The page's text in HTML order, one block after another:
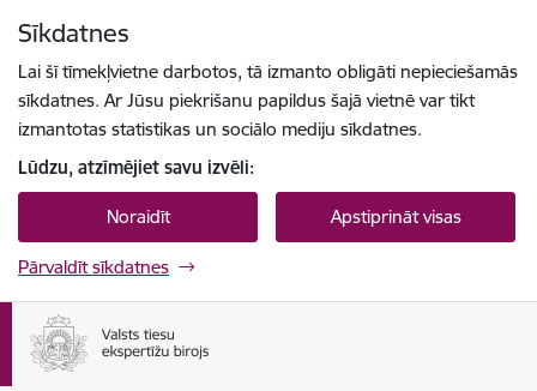
Sīkdatnes
Lai šī tīmekļvietne darbotos, tā izmanto obligāti nepieciešamās
sīkdatnes. Ar Jūsu piekrišanu papildus šajā vietnē var tikt
izmantotas statistikas un sociālo mediju sīkdatnes.
Lūdzu, atzīmējiet savu izvēli:
Noraidīt Apstiprināt visas
Pārvaldīt sīkdatnes